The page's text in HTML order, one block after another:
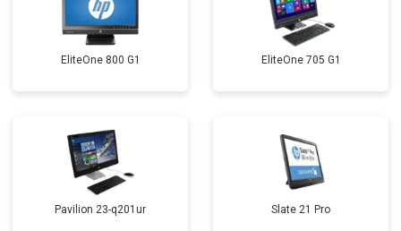
EliteOne 800 G1 EliteOne 705 G1
Pavilion 23-q201ur Slate 21 Pro